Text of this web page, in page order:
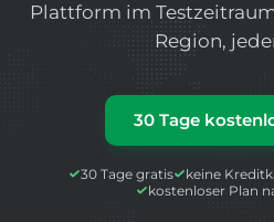
Plattform im
Region,
30 Tage
30 Tage gratis keine
kostenloser Plan